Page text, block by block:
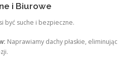
i Biurowe
być suche i bezpieczne.
Naprawiamy dachy płaskie, eliminując